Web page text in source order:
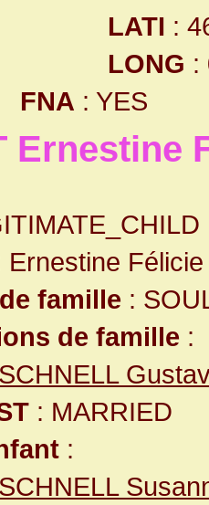
LATI :
LONG :
FNA : YES
Ernestine
Ernestine Félicie
famille :
de famille :
SCHNELL
: MARRIED
:
SCHNELL